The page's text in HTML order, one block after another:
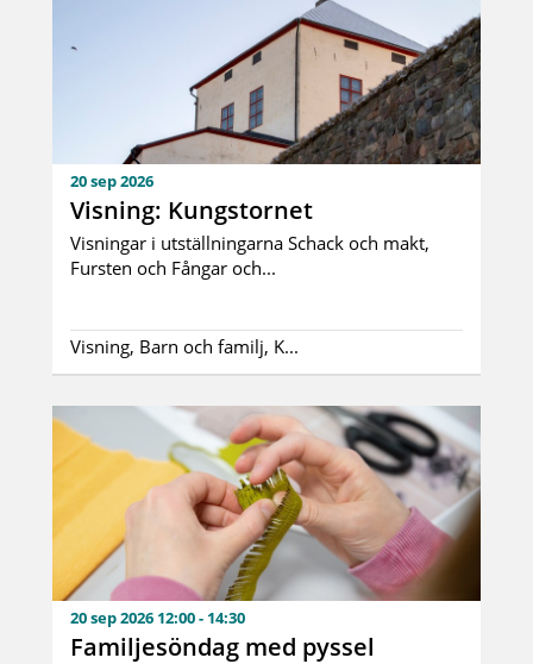
20 sep 2026
Visning: Kungstornet
Visningar i utställningarna Schack och makt,
Fursten och Fångar och...
Visning, Barn och familj, K...
20 sep 2026 12:00 - 14:30
Familjesöndag med pyssel